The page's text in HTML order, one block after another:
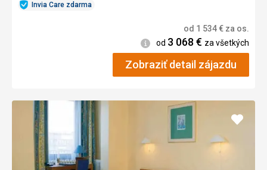
Invia Care zdarma
od 1 534€ za os.
Informácie
od 3 068 € za všetkých
Zobraziť detail zájazdu
Pridať